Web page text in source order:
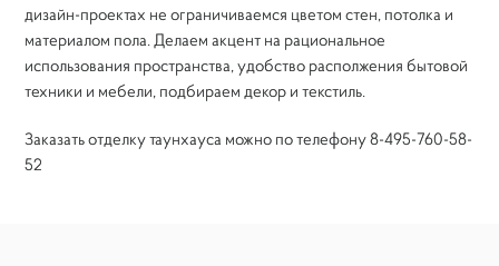
Ремонт деревянного дома
Статьи
Дизайн интерьера
дизайн-проектах не ограничиваемся цветом стен, потолка и
материалом пола. Делаем акцент на рациональное
использования пространства, удобство располжения бытовой
техники и мебели, подбираем декор и текстиль.
Заказать отделку таунхауса можно по телефону 8-495-760-58-
52